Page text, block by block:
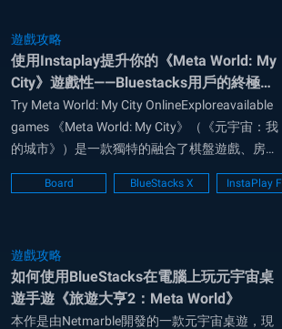
遊戲攻略
使用Instaplay提升你的《Meta World: My
City》遊戲性——Bluestacks用戶的終極雲
遊戲解決方案
Try Meta World: My City OnlineExploreavailable
games 《Meta World: My City》（《元宇宙：我
的城市》）是一款獨特的融合了棋盤遊戲、房產
管理和遊戲收益機制等元素的混合機制遊戲。 在
這個身臨其境的虛擬世界中，玩家有機會通過在
Board BlueStacks X
遊戲攻略
如何使用BlueStacks在電腦上玩元宇宙桌
遊手遊《旅遊大亨2：Meta World》
本作是由Netmarble開發的一款元宇宙桌遊，現